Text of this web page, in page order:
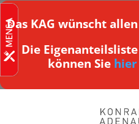
Das KAG wünscht
Die
können Sie